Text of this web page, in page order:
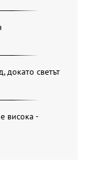
докато светът
висока -